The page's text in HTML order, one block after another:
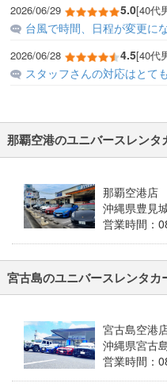
2026/06/29 5.0[40代
台風で時間、日程が変更になりましたが、丁寧に対応していただきました。 空港
2026/06/28 4.5[40代
スタッフさんの対応はとても良
那覇空港のユニバースレンタ
那覇空港店
沖縄県豊見
営業時間：
宮古島のユニバースレンタカ
宮古島空港
沖縄県宮古
営業時間：